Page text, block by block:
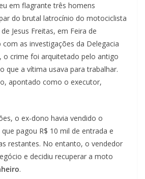
em flagrante três homens
do brutal latrocínio do motociclista
Jesus Freitas, em Feira de
as investigações da Delegacia
o crime foi arquitetado pelo antigo
que a vítima usava para trabalhar.
apontado como o executor,
o ex-dono havia vendido o
pagou R$ 10 mil de entrada e
restantes. No entanto, o vendedor
e decidiu recuperar a moto
.